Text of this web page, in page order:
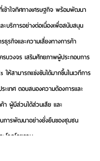
ข้าใจทิศทางเศรษฐกิจ พร้อมพัฒนา
บริการอย่างต่อเนื่องเพื่อสนับสนุน
ธุรกิจและความเสี่ยงทางการค้า
รบวงจร เสริมศักยภาพผู้ประกอบการ
ให้สามารถแข่งขันได้มากขึ้นในเวทีการ
ะเทศ ตอบสนองความต้องการและ
า ผู้มีส่วนได้ส่วนเสีย และ
การพัฒนาอย่างยั่งยืนของชุมชน
โลกโดยรวม